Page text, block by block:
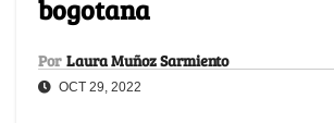
bogotana
Por Laura Muñoz Sarmiento
OCT 29, 2022